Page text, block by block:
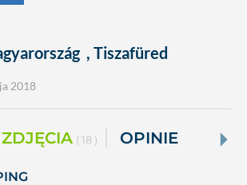
, Tiszafüred
2018
ZDJĘCIA ( 18 ) OPINIE